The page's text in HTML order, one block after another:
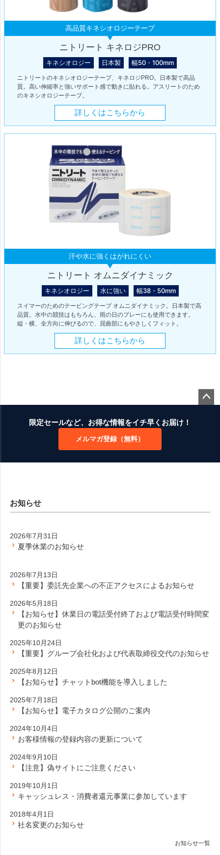
高品質キネシオロジーテープ
ニトリート キネロジPRO
キネシオロジー 日本製 幅50・100mm
ニトリートのキネシオロジーテープ、キネロジPRO。日本製で高品
質。高い伸縮率と強いサポート感で動きに貼れる。アスリートのため
のキネシオロジーテープ。
詳しくはこちらから
汗や水に強くはがれにくい
ニトリート オムニダイナミック
キネシオロジー 水に強い 幅38・50mm
スイマーのためのテーピングテープ オムニダイナミック。日本製で高
品質。水中の競技はもちろん、雨の日のプレーにも使用できます。
縦・横、全方向に伸びるので、屈曲部にもやさしくフィット。
詳しくはこちらから
限定セールなど、お得な情報をイチ早くお届け！
メルマガ登録（無料）
お知らせ
2026年7月31日
夏季休業のお知らせ
2026年7月13日
【重要】委託先企業への不正アクセスによるお知らせ
2026年5月18日
【お知らせ】休業日の電話受付終了および電話受付時間変
更のお知らせ
2025年10月24日
【重要】グループ会社化および代表取締役交代のお知らせ
2025年8月12日
【お知らせ】チャットbot機能を導入しました
2025年7月18日
【お知らせ】電子カタログ公開のご案内
2024年10月4日
お客様情報の登録内容の更新について
2024年9月10日
【注意】偽サイトにご注意ください
2019年10月1日
キャッシュレス・消費者還元事業に参加しています
2018年4月1日
社名変更のお知らせ
お知らせ一覧